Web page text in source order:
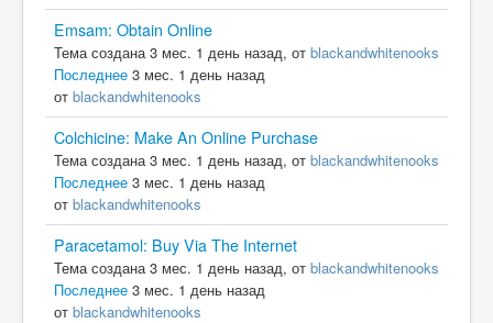
Emsam: Obtain Online
Тема создана 3 мес. 1 день назад, от blackandwhitenooks
Последнее 3 мес. 1 день назад
от blackandwhitenooks
Colchicine: Make An Online Purchase
Тема создана 3 мес. 1 день назад, от blackandwhitenooks
Последнее 3 мес. 1 день назад
от blackandwhitenooks
Paracetamol: Buy Via The Internet
Тема создана 3 мес. 1 день назад, от blackandwhitenooks
Последнее 3 мес. 1 день назад
от blackandwhitenooks